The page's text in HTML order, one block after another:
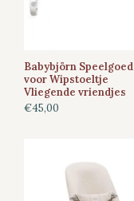
Babybjörn Speelgoed
voor Wipstoeltje
Vliegende vriendjes
€45,00